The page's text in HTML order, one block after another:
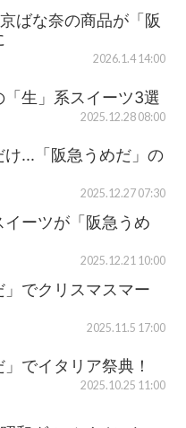
ばな奈の商品が「阪
2026.1.4 14:00
「生」系スイーツ3選
2025.12.28 08:00
け...「阪急うめだ」の
2025.12.27 07:30
イーツが「阪急うめ
2025.12.21 10:00
」でクリスマスマー
2025.11.5 17:00
」でイタリア祭典！
2025.10.25 11:00